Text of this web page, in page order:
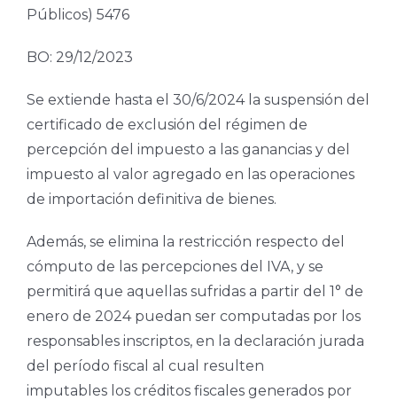
Públicos) 5476
BO: 29/12/2023
Se extiende hasta el 30/6/2024 la suspensión del
certificado de exclusión del régimen de
percepción del impuesto a las ganancias y del
impuesto al valor agregado en las operaciones
de importación definitiva de bienes.
Además, se elimina la restricción respecto del
cómputo de las percepciones del IVA, y se
permitirá que aquellas sufridas a partir del 1° de
enero de 2024 puedan ser computadas por los
responsables inscriptos, en la declaración jurada
del período fiscal al cual resulten
imputables los créditos fiscales generados por